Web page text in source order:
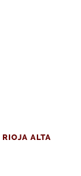
RIOJA ALTA